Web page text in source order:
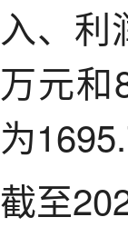
入、利
万元和
为
截至